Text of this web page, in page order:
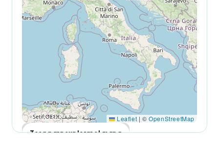
Leaflet | ©OpenStreetMap
Toca para explorar el mapa